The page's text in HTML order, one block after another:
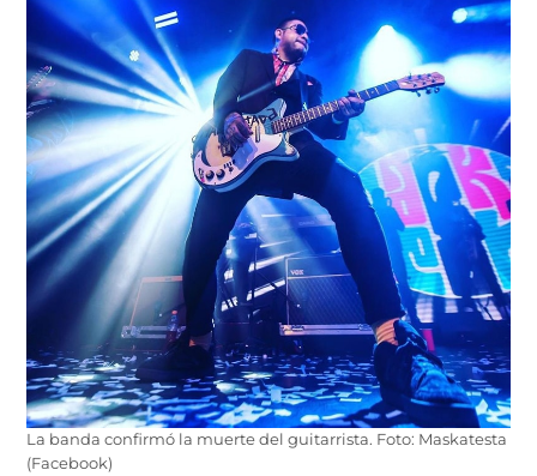
La banda confirmó la muerte del guitarrista. Foto: Maskatesta
(Facebook)